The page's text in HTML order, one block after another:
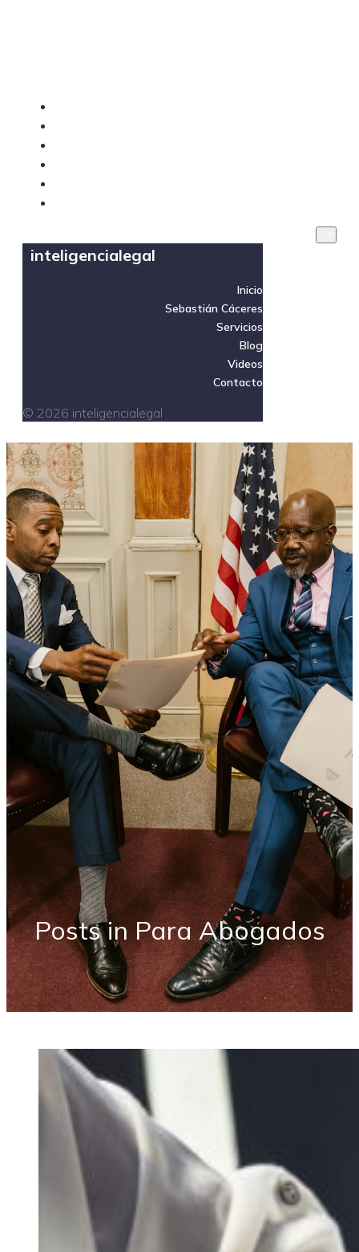
inteligencialegal
Inicio
Sebastián Cáceres
Servicios
Blog
Videos
Contacto
© 2026 inteligencialegal
Posts in Para Abogados